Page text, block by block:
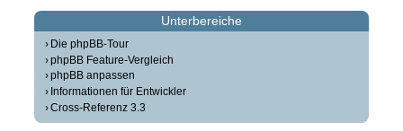
Unterbereiche
Die phpBB-Tour
phpBB Feature-Vergleich
phpBB anpassen
Informationen für Entwickler
Cross-Referenz 3.3